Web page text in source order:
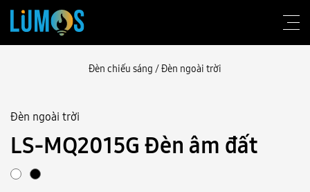
Về Lumos
Tư vấn thiết kế
Sản phẩm
Đèn chiếu sáng /Đèn ngoài trời
Đèn ngoài trời
LS-MQ2015G Đèn âm đất